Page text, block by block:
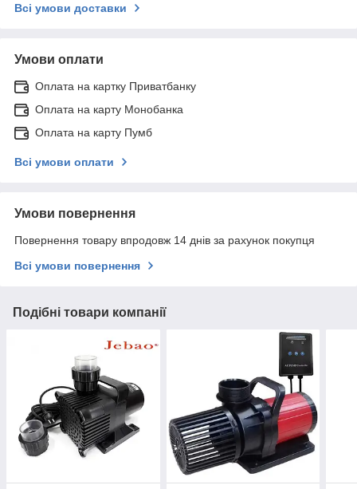
Всі умови доставки
Умови оплати
Оплата на картку Приватбанку
Оплата на карту Монобанка
Оплата на карту Пумб
Всі умови оплати
Умови повернення
Повернення товару впродовж 14 днів за рахунок покупця
Всі умови повернення
Подібні товари компанії